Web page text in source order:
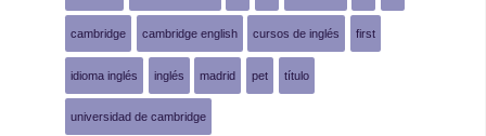
cambridge cambridge english cursos de inglés first
idioma inglés inglés madrid pet título
universidad de cambridge